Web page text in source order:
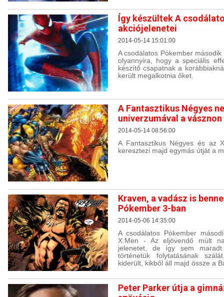
Így készültek A
akciójelenetei
2014-05-14 15:01:00
A csodálatos Pókember
olyannyira, hogy a speciális
készítő csapatnak a
került megalkotnia őket.
A Fantasztikus Négyes
univerzumával a vásznon
2014-05-14 08:56:00
A Fantasztikus Négyes és az
keresztezi majd egymás útját a
Kraven, a vadász is
Pókember 3-ban
2014-05-06 14:35:00
A csodálatos Pókember
X:Men - Az eljövendő múlt
jelenetet, de így sem
történetük folytatásának
kiderült, kikből áll majd össze a
Peter Parker útja a